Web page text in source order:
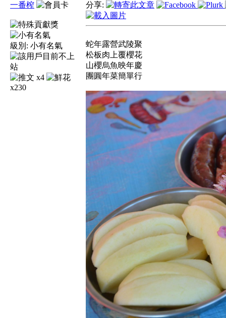
一番榨
級別: 小有名氣
x4
x230
分享:
蛇年露營武陵聚
松板肉上覆櫻花
山櫻烏魚映年慶
團圓年菜簡單行